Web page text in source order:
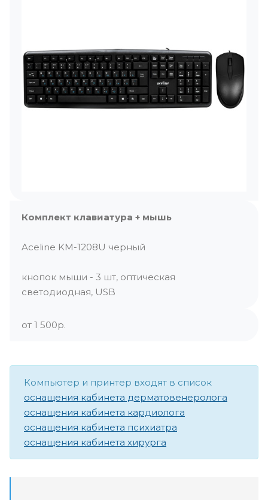
Комплект клавиатура + мышь
Aceline KM-1208U черный
кнопок мыши - 3 шт, оптическая
светодиодная, USB
от 1 500р.
Компьютер и принтер входят в список
оснащения кабинета дерматовенеролога
оснащения кабинета кардиолога
оснащения кабинета психиатра
оснащения кабинета хирурга